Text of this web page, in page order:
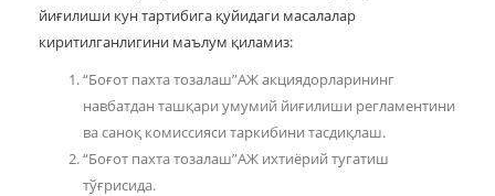
йиғилиши кун тартибига қуйидаги масалалар
киритилганлигини маълум қиламиз:
“Боғот пахта тозалаш”АЖ акциядорларининг
навбатдан ташқари умумий йиғилиши регламентини
ва саноқ комиссияси таркибини тасдиқлаш.
“Боғот пахта тозалаш”АЖ ихтиёрий тугатиш
тўғрисида.